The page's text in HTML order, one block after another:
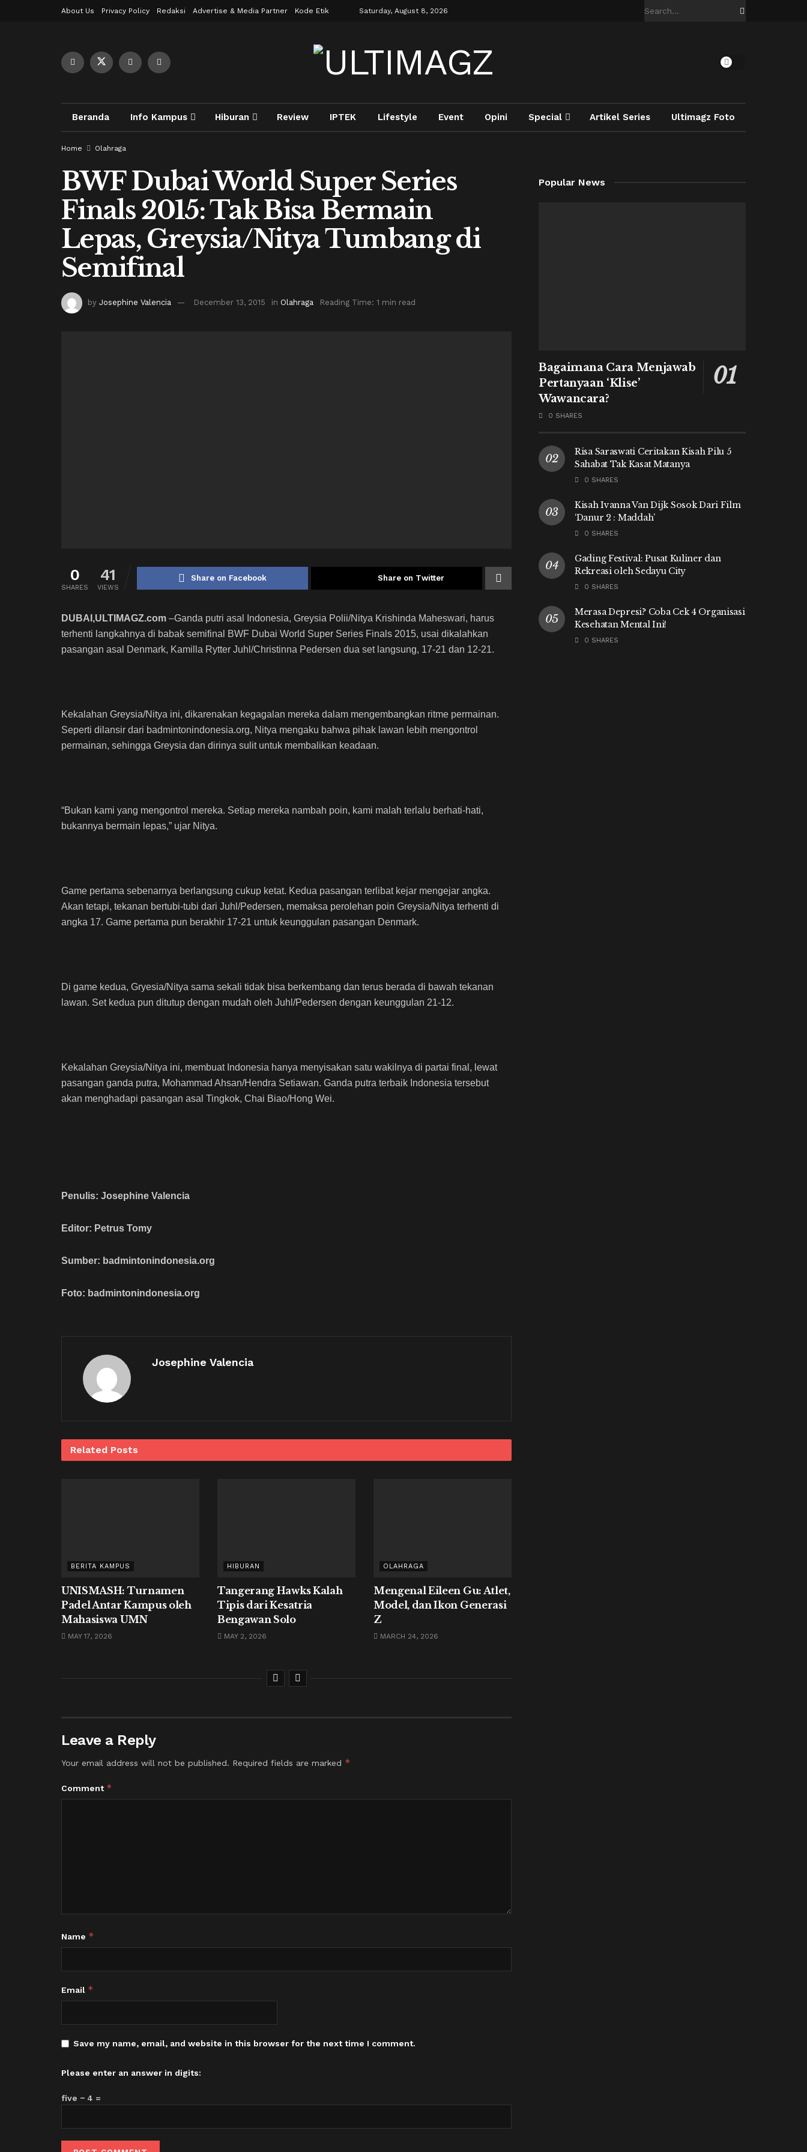
About Us Privacy Policy Redaksi Advertise & Media Partner Kode Etik Saturday, August 8, 2026
Beranda Info Kampus Hiburan Review IPTEK Lifestyle Event Opini Special Artikel Series Ultimagz Foto
Home Olahraga
BWF Dubai World Super Series
Finals 2015: Tak Bisa Bermain
Lepas, Greysia/Nitya Tumbang di
Semifinal
by Josephine Valencia December 13, 2015 in Olahraga Reading Time: 1 min read
0
SHARES
41
VIEWS
Share on Facebook Share on Twitter
DUBAI,ULTIMAGZ.com –Ganda putri asal Indonesia, Greysia Polii/Nitya Krishinda Maheswari, harus
terhenti langkahnya di babak semifinal BWF Dubai World Super Series Finals 2015, usai dikalahkan
pasangan asal Denmark, Kamilla Rytter Juhl/Christinna Pedersen dua set langsung, 17-21 dan 12-21.
Kekalahan Greysia/Nitya ini, dikarenakan kegagalan mereka dalam mengembangkan ritme permainan.
Seperti dilansir dari badmintonindonesia.org, Nitya mengaku bahwa pihak lawan lebih mengontrol
permainan, sehingga Greysia dan dirinya sulit untuk membalikan keadaan.
“Bukan kami yang mengontrol mereka. Setiap mereka nambah poin, kami malah terlalu berhati-hati,
bukannya bermain lepas,” ujar Nitya.
Game pertama sebenarnya berlangsung cukup ketat. Kedua pasangan terlibat kejar mengejar angka.
Akan tetapi, tekanan bertubi-tubi dari Juhl/Pedersen, memaksa perolehan poin Greysia/Nitya terhenti di
angka 17. Game pertama pun berakhir 17-21 untuk keunggulan pasangan Denmark.
Di game kedua, Gryesia/Nitya sama sekali tidak bisa berkembang dan terus berada di bawah tekanan
lawan. Set kedua pun ditutup dengan mudah oleh Juhl/Pedersen dengan keunggulan 21-12.
Kekalahan Greysia/Nitya ini, membuat Indonesia hanya menyisakan satu wakilnya di partai final, lewat
pasangan ganda putra, Mohammad Ahsan/Hendra Setiawan. Ganda putra terbaik Indonesia tersebut
akan menghadapi pasangan asal Tingkok, Chai Biao/Hong Wei.
Penulis: Josephine Valencia
Editor: Petrus Tomy
Sumber: badmintonindonesia.org
Foto: badmintonindonesia.org
Josephine Valencia
Related Posts
BERITA KAMPUS
UNISMASH: Turnamen
Padel Antar Kampus oleh
Mahasiswa UMN
MAY 17, 2026
HIBURAN
Tangerang Hawks Kalah
Tipis dari Kesatria
Bengawan Solo
MAY 2, 2026
OLAHRAGA
Mengenal Eileen Gu: Atlet,
Model, dan Ikon Generasi
Z
MARCH 24, 2026
Leave a Reply
Your email address will not be published. Required fields are marked *
Comment *
Name *
Email *
Save my name, email, and website in this browser for the next time I comment.
Please enter an answer in digits:
five − 4 =
Popular News
Bagaimana Cara Menjawab
Pertanyaan ‘Klise’
Wawancara?
0 SHARES
Risa Saraswati Ceritakan Kisah Pilu 5
Sahabat Tak Kasat Matanya
0 SHARES
Kisah Ivanna Van Dijk Sosok Dari Film
‘Danur 2 : Maddah’
0 SHARES
Gading Festival: Pusat Kuliner dan
Rekreasi oleh Sedayu City
0 SHARES
Merasa Depresi? Coba Cek 4 Organisasi
Kesehatan Mental Ini!
0 SHARES